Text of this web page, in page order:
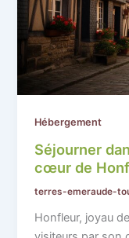
Hébergement
Séjourner
cœur de
terres-emeraude-
Honfleur, joyau